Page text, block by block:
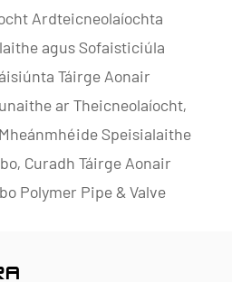
Ardteicneolaíochta
agus Sofaisticiúla
Táirge Aonair
ar Theicneolaíocht,
Speisialaithe
Curadh Táirge Aonair
Polymer Pipe & Valve